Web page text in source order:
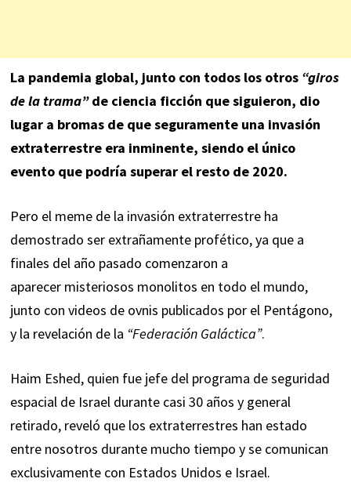
La pandemia global, junto con todos los otros “giros
de la trama”de ciencia ficción que siguieron, dio
lugar a bromas de que seguramente una invasión
extraterrestre era inminente, siendo el único
evento que podría superar el resto de 2020.
Pero el meme de la invasión extraterrestre ha
demostrado ser extrañamente profético, ya que a
finales del año pasado comenzaron a
aparecer misteriosos monolitos en todo el mundo,
junto con videos de ovnis publicados por el Pentágono,
y la revelación de la “Federación Galáctica”.
Haim Eshed, quien fue jefe del programa de seguridad
espacial de Israel durante casi 30 años y general
retirado, reveló que los extraterrestres han estado
entre nosotros durante mucho tiempo y se comunican
exclusivamente con Estados Unidos e Israel.